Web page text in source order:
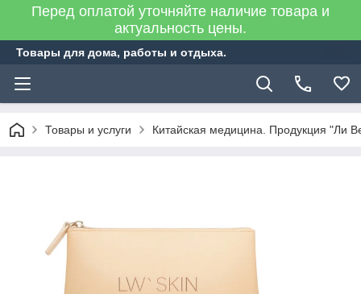
Перед оплатой уточняйте наличие товара и
актуальность цены.
Товары для дома, работы и отдыха.
Товары и услуги Китайская медицина. Продукция "Ли